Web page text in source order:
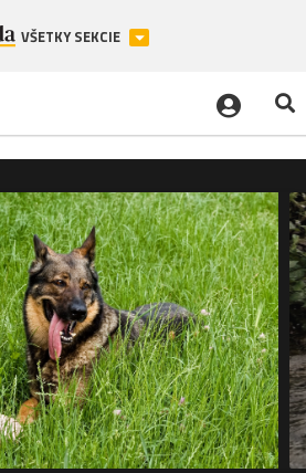
VŠETKY SEKCIE